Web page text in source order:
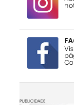
PUBLICIDADE